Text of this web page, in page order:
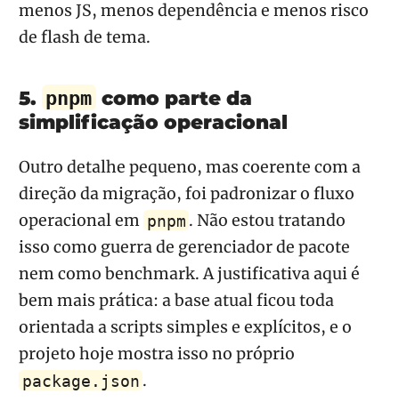
menos JS, menos dependência e menos risco
de flash de tema.
5. pnpm como parte da
simplificação operacional
Outro detalhe pequeno, mas coerente com a
direção da migração, foi padronizar o fluxo
operacional em pnpm . Não estou tratando
isso como guerra de gerenciador de pacote
nem como benchmark. A justificativa aqui é
bem mais prática: a base atual ficou toda
orientada a scripts simples e explícitos, e o
projeto hoje mostra isso no próprio
package.json .